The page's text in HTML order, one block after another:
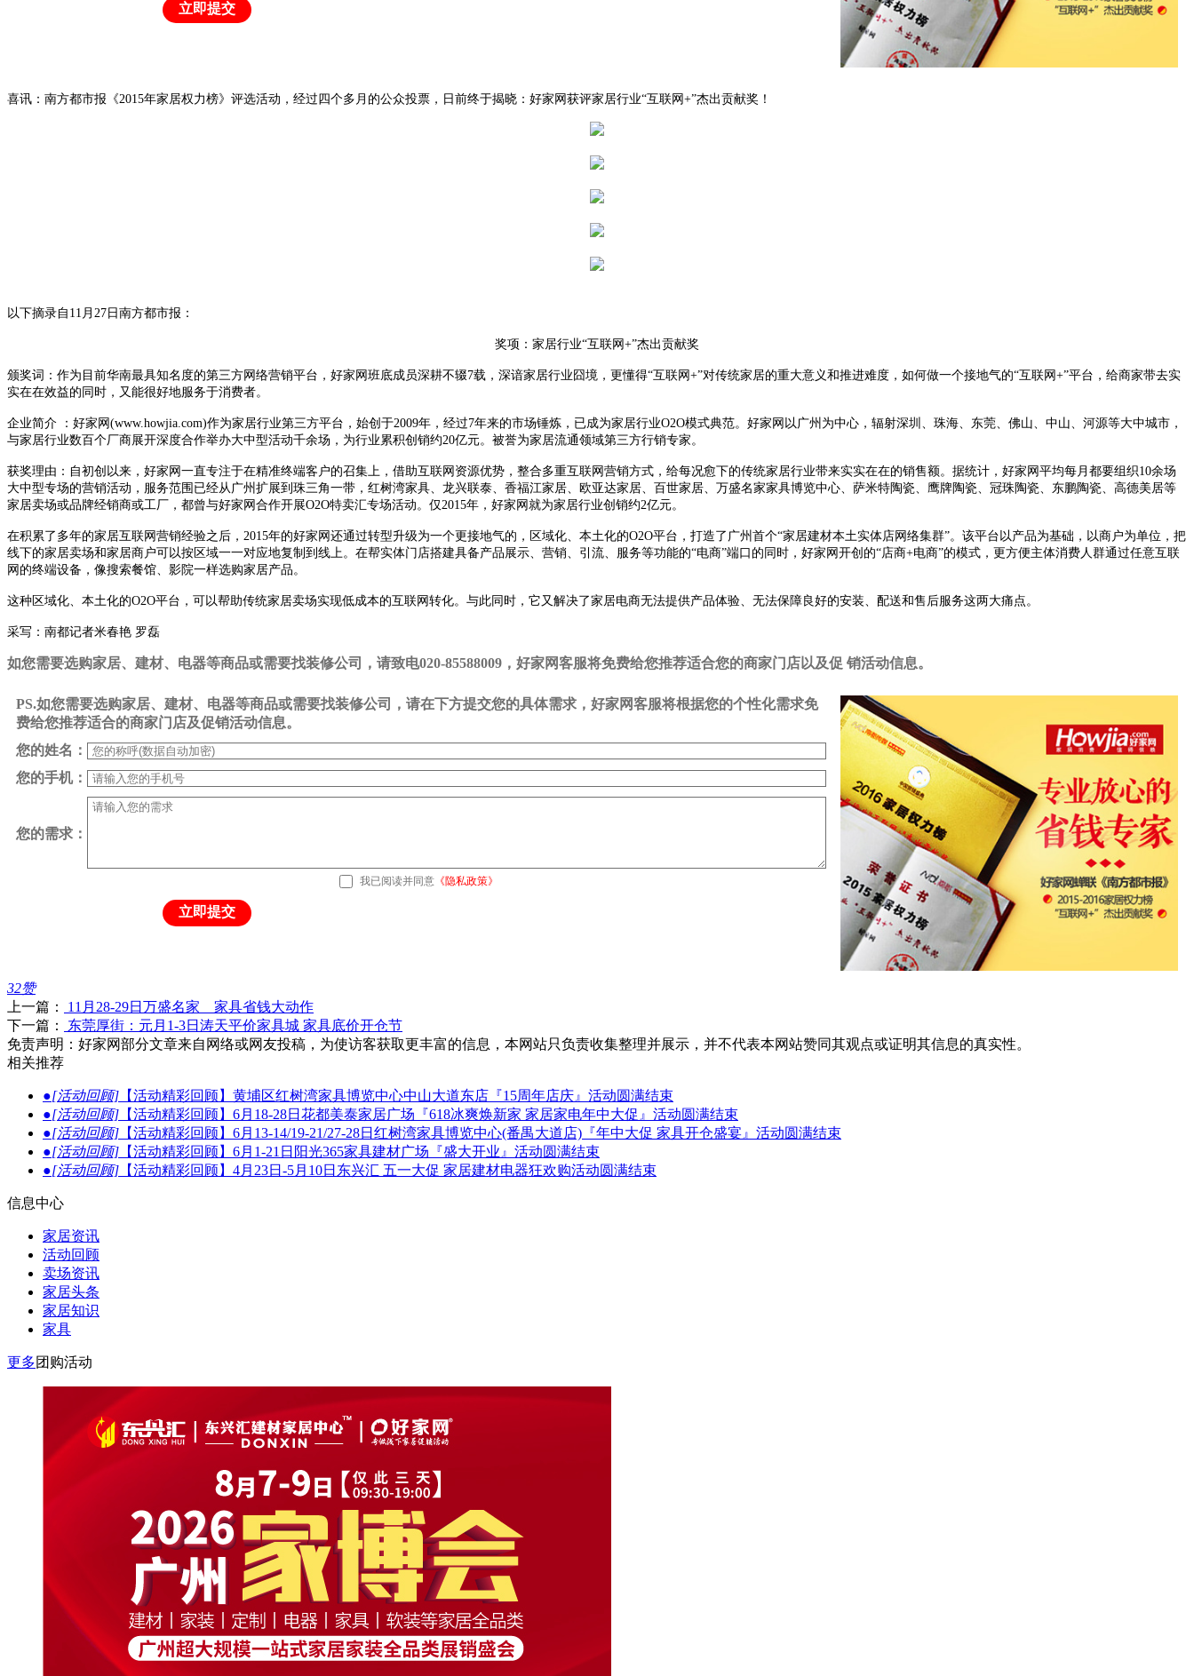
立即提交
喜讯：南方都市报《2015年家居权力榜》评选活动，经过四个多月的公众投票，日前终于揭晓：好家网获评家居行业“互联网+”杰出贡献奖！
以下摘录自11月27日南方都市报：
奖项：家居行业“互联网+”杰出贡献奖
颁奖词：作为目前华南最具知名度的第三方网络营销平台，好家网班底成员深耕不辍7载，深谙家居行业囧境，更懂得“互联网+”对传统家居的重大意义和推进难度，如何做一个接地气的“互联网+”平台，给商家带去实
实在在效益的同时，又能很好地服务于消费者。
企业简介 ：好家网(www.howjia.com)作为家居行业第三方平台，始创于2009年，经过7年来的市场锤炼，已成为家居行业O2O模式典范。好家网以广州为中心，辐射深圳、珠海、东莞、佛山、中山、河源等大中城市，
与家居行业数百个厂商展开深度合作举办大中型活动千余场，为行业累积创销约20亿元。被誉为家居流通领域第三方行销专家。
获奖理由：自初创以来，好家网一直专注于在精准终端客户的召集上，借助互联网资源优势，整合多重互联网营销方式，给每况愈下的传统家居行业带来实实在在的销售额。据统计，好家网平均每月都要组织10余场
大中型专场的营销活动，服务范围已经从广州扩展到珠三角一带，红树湾家具、龙兴联泰、香福江家居、欧亚达家居、百世家居、万盛名家家具博览中心、萨米特陶瓷、鹰牌陶瓷、冠珠陶瓷、东鹏陶瓷、高德美居等
家居卖场或品牌经销商或工厂，都曾与好家网合作开展O2O特卖汇专场活动。仅2015年，好家网就为家居行业创销约2亿元。
在积累了多年的家居互联网营销经验之后，2015年的好家网还通过转型升级为一个更接地气的，区域化、本土化的O2O平台，打造了广州首个“家居建材本土实体店网络集群”。该平台以产品为基础，以商户为单位，把
线下的家居卖场和家居商户可以按区域一一对应地复制到线上。在帮实体门店搭建具备产品展示、营销、引流、服务等功能的“电商”端口的同时，好家网开创的“店商+电商”的模式，更方便主体消费人群通过任意互联
网的终端设备，像搜索餐馆、影院一样选购家居产品。
这种区域化、本土化的O2O平台，可以帮助传统家居卖场实现低成本的互联网转化。与此同时，它又解决了家居电商无法提供产品体验、无法保障良好的安装、配送和售后服务这两大痛点。
采写：南都记者米春艳 罗磊
如您需要选购家居、建材、电器等商品或需要找装修公司，请致电020-85588009，好家网客服将免费给您推荐适合您的商家门店以及促 销活动信息。
PS.如您需要选购家居、建材、电器等商品或需要找装修公司，请在下方提交您的具体需求，好家网客服将根据您的个性化需求免
费给您推荐适合的商家门店及促销活动信息。
您的姓名：
您的手机：
您的需求：
我已阅读并同意 《隐私政策》
立即提交
32赞
上一篇：
11月28-29日万盛名家 家具省钱大动作
下一篇：
东莞厚街：元月1-3日涛天平价家具城 家具底价开仓节
免责声明：好家网部分文章来自网络或网友投稿，为使访客获取更丰富的信息，本网站只负责收集整理并展示，并不代表本网站赞同其观点或证明其信息的真实性。
相关推荐
●[活动回顾] 【活动精彩回顾】黄埔区红树湾家具博览中心中山大道东店『15周年店庆』活动圆满结束
●[活动回顾] 【活动精彩回顾】6月18-28日花都美泰家居广场『618冰爽焕新家 家居家电年中大促』活动圆满结束
●[活动回顾] 【活动精彩回顾】6月13-14/19-21/27-28日红树湾家具博览中心(番禺大道店)『年中大促 家具开仓盛宴』活动圆满结束
●[活动回顾] 【活动精彩回顾】6月1-21日阳光365家具建材广场『盛大开业』活动圆满结束
●[活动回顾] 【活动精彩回顾】4月23日-5月10日东兴汇 五一大促 家居建材电器狂欢购活动圆满结束
信息中心
家居资讯
活动回顾
卖场资讯
家居头条
家居知识
家具
更多团购活动